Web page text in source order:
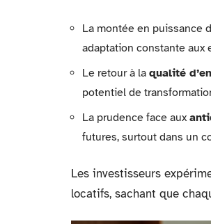
La montée en puissance
adaptation constante aux
Le retour à la qualité
potentiel de
La prudence face aux
futures, surtout dans un
Les investisseurs
locatifs, sachant que